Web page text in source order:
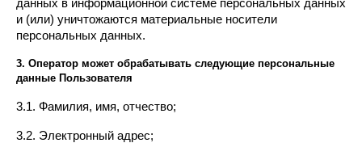
данных в информационной системе персональных данных
и (или) уничтожаются материальные носители
персональных данных.
3. Оператор может обрабатывать следующие персональные
данные Пользователя
3.1. Фамилия, имя, отчество;
3.2. Электронный адрес;